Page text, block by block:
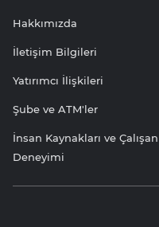
Hakkımızda
İletişim Bilgileri
Yatırımcı İlişkileri
Şube ve ATM'ler
İnsan Kaynakları ve Çalışan
Deneyimi